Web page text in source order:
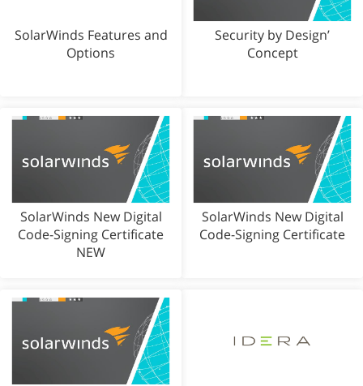
Security by Design’
Concept
SolarWinds Features and
Options
SolarWinds New Digital
Code-Signing Certificate
SolarWinds New Digital
Code-Signing Certificate
NEW